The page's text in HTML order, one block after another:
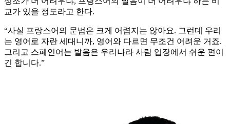
교가 있을 정도라고 한다.
“사실 프랑스어의 문법은 크게 어렵지는 않아요. 그런데 우리
는 영어로 자란 세대니까, 영어와 다르면 무조건 어려운 거죠.
그리고 스페인어는 발음은 우리나라 사람 입장에서 쉬운 편이
긴 합니다.”